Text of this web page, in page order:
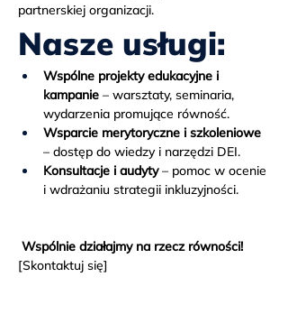
partnerskiej organizacji.
Nasze usługi:
Wspólne projekty edukacyjne i
kampanie – warsztaty, seminaria,
wydarzenia promujące równość.
Wsparcie merytoryczne i szkoleniowe
– dostęp do wiedzy i narzędzi DEI.
Konsultacje i audyty – pomoc w ocenie
i wdrażaniu strategii inkluzyjności.
Wspólnie działajmy na rzecz równości!
[Skontaktuj się]